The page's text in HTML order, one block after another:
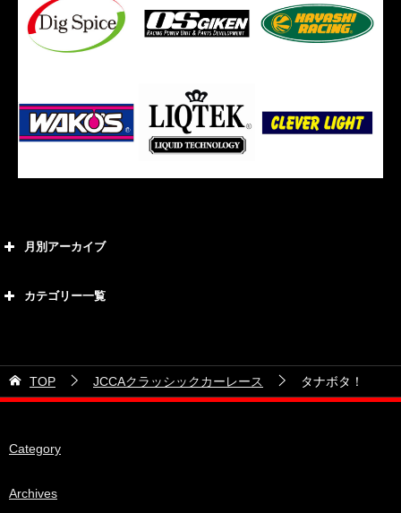
月別アーカイブ
2026年5月
2026年4月
2026年2月
カテゴリー一覧
21号車
28号車
TOP JCCAクラッシックカーレース タナボタ！
Category
Archives